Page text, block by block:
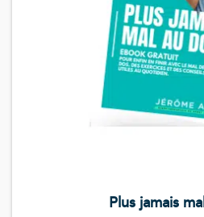
Plus jamais
8 Rue de Paris 92190
8 Rue de Paris 92190
01 40 95 01 09
Prenez RDV sur
Prenez RDV sur